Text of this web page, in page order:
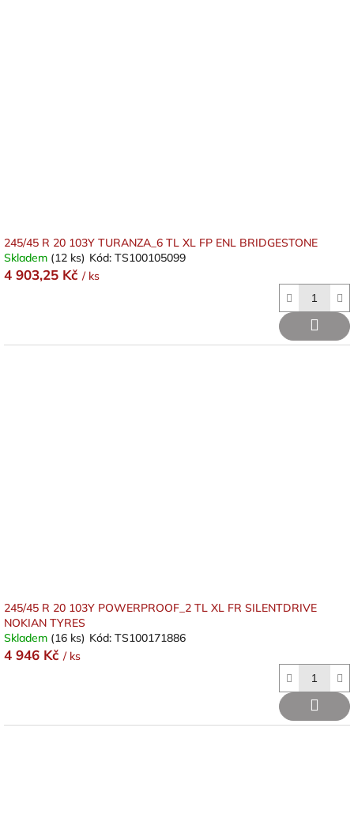
245/45 R 20 103Y TURANZA_6 TL XL FP ENL BRIDGESTONE
Skladem (12 ks) Kód: TS100105099
4 903,25 Kč / ks
245/45 R 20 103Y POWERPROOF_2 TL XL FR SILENTDRIVE
NOKIAN TYRES
Skladem (16 ks) Kód: TS100171886
4 946 Kč / ks